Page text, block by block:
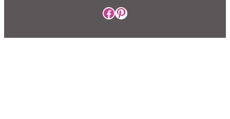
Perfil de Facebook
Perfil de Pinterest